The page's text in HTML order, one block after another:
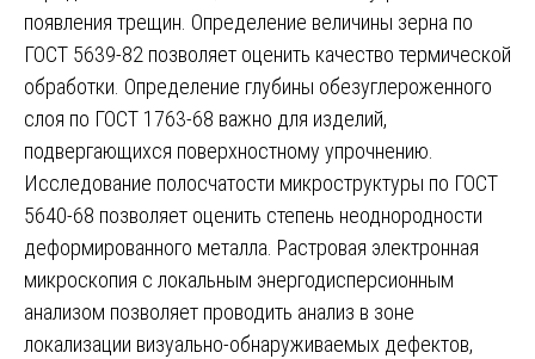
появления трещин. Определение величины зерна по
ГОСТ 5639-82 позволяет оценить качество термической
обработки. Определение глубины обезуглероженного
слоя по ГОСТ 1763-68 важно для изделий,
подвергающихся поверхностному упрочнению.
Исследование полосчатости микроструктуры по ГОСТ
5640-68 позволяет оценить степень неоднородности
деформированного металла. Растровая электронная
микроскопия с локальным энергодисперсионным
анализом позволяет проводить анализ в зоне
локализации визуально-обнаруживаемых дефектов,